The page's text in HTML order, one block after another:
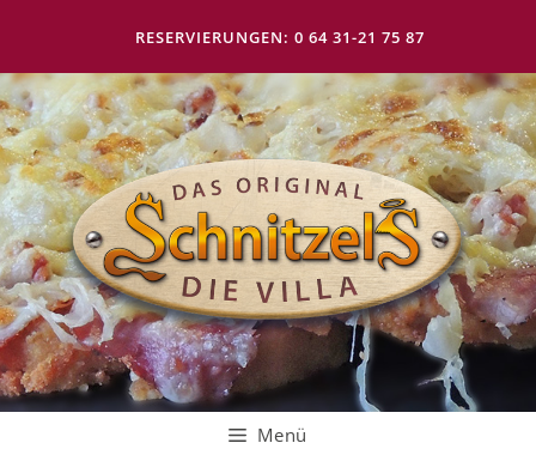
RESERVIERUNGEN: 0 64 31-21 75 87
Menü